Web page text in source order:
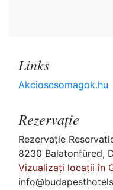
Links
Akcioscsomagok.hu
Rezervaţie
Rezervaţie
8230 Balatonfüred,
Vizualizați locații în